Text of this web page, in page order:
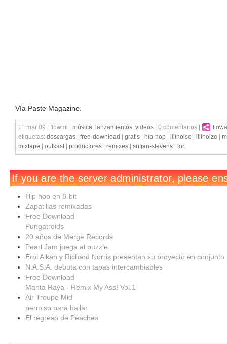
Vía Paste Magazine.
11 mar 09 | flowmi | música, lanzamientos, videos | 0 comentarios |
etiquetas: descargas free-download gratis hip-hop illinoise illinoize
mixtape
outkast| productores remixes sufjan-stevens tor
Hip hop en 8-bit
Zapatillas remixadas
Free Download
Pungatroids
20 años de Merge Records
Pearl Jam juega al puzzle
Erol Alkan y Richard Norris presentan su proyecto en conjunto
N.A.S.A. debuta con tapas intercambiables
Free Download
Manta Raya - Remix My Ass! Vol.1
Air Troupe Mid
permiso para bailar
El regreso de Peaches